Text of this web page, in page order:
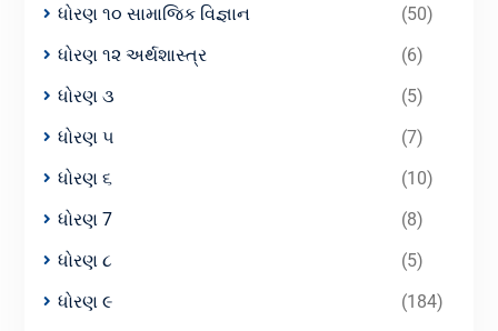
ધોરણ ૧૦ સામાજિક વિજ્ઞાન
(50)
ધોરણ ૧૨ અર્થશાસ્ત્ર
(6)
ધોરણ ૩
(5)
ધોરણ ૫
(7)
ધોરણ ૬
(10)
ધોરણ 7
(8)
ધોરણ ૮
(5)
ધોરણ ૯
(184)